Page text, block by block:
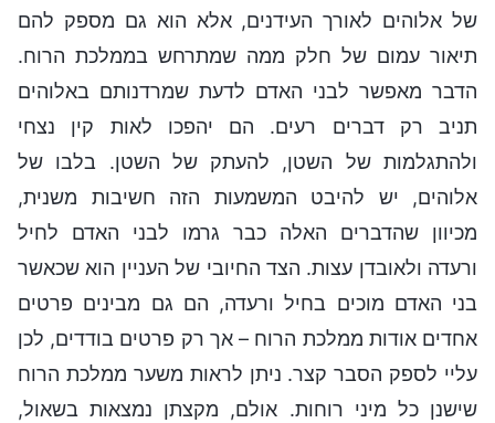
של אלוהים לאורך העידנים, אלא הוא גם מספק להם
תיאור עמום של חלק ממה שמתרחש בממלכת הרוח.
הדבר מאפשר לבני האדם לדעת שמרדנותם באלוהים
תניב רק דברים רעים. הם יהפכו לאות קין נצחי
ולהתגלמות של השטן, להעתק של השטן. בלבו של
אלוהים, יש להיבט המשמעות הזה חשיבות משנית,
מכיוון שהדברים האלה כבר גרמו לבני האדם לחיל
ורעדה ולאובדן עצות. הצד החיובי של העניין הוא שכאשר
בני האדם מוכים בחיל ורעדה, הם גם מבינים פרטים
אחדים אודות ממלכת הרוח – אך רק פרטים בודדים, לכן
עליי לספק הסבר קצר. ניתן לראות משער ממלכת הרוח
שישנן כל מיני רוחות. אולם, מקצתן נמצאות בשאול,